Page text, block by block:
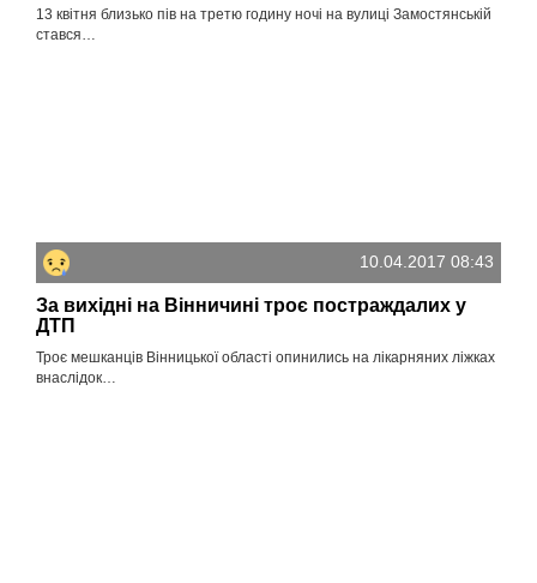
13 квітня близько пів на третю годину ночі на вулиці Замостянській
стався…
10.04.2017 08:43
За вихідні на Вінничині троє постраждалих у
ДТП
Троє мешканців Вінницької області опинились на лікарняних ліжках
внаслідок…